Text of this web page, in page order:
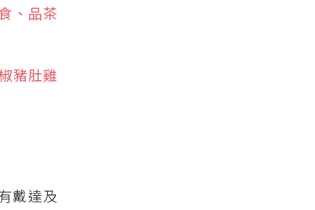
、品茶
豬肚雞
戴達及